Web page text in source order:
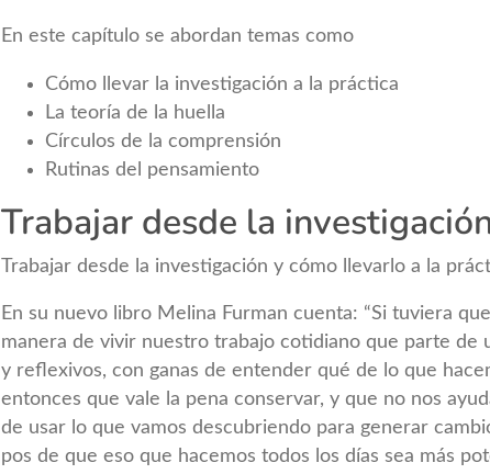
En este capítulo se abordan temas como
Cómo llevar la investigación a la práctica
La teoría de la huella
Círculos de la comprensión
Rutinas del pensamiento
Trabajar desde la
Trabajar desde la investigación y cómo llevarlo a la
En su nuevo libro Melina Furman cuenta: “Si tuviera
manera de vivir nuestro trabajo cotidiano que parte de
y reflexivos, con ganas de entender qué de lo que
entonces que vale la pena conservar, y que no nos
de usar lo que vamos descubriendo para generar
pos de que eso que hacemos todos los días sea más